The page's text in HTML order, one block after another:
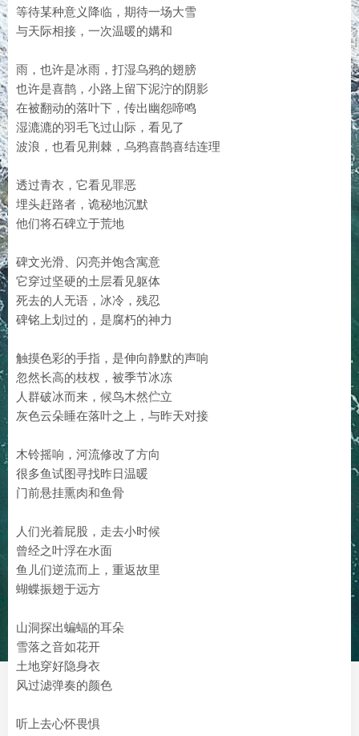
等待某种意义降临，期待一场大雪
与天际相接，一次温暖的媾和
雨，也许是冰雨，打湿乌鸦的翅膀
也许是喜鹊，小路上留下泥泞的阴影
在被翻动的落叶下，传出幽怨啼鸣
湿漉漉的羽毛飞过山际，看见了
波浪，也看见荆棘，乌鸦喜鹊喜结连理
透过青衣，它看见罪恶
埋头赶路者，诡秘地沉默
他们将石碑立于荒地
碑文光滑、闪亮并饱含寓意
它穿过坚硬的土层看见躯体
死去的人无语，冰冷，残忍
碑铭上划过的，是腐朽的神力
触摸色彩的手指，是伸向静默的声响
忽然长高的枝杈，被季节冰冻
人群破冰而来，候鸟木然伫立
灰色云朵睡在落叶之上，与昨天对接
木铃摇响，河流修改了方向
很多鱼试图寻找昨日温暖
门前悬挂熏肉和鱼骨
人们光着屁股，走去小时候
曾经之叶浮在水面
鱼儿们逆流而上，重返故里
蝴蝶振翅于远方
山洞探出蝙蝠的耳朵
雪落之音如花开
土地穿好隐身衣
风过滤弹奏的颜色
听上去心怀畏惧